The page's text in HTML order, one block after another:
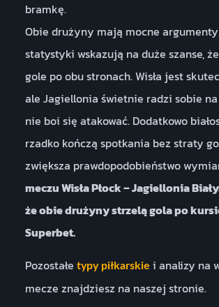
bramkę.
Obie drużyny mają mocne
statystyki wskazują na duże szanse,
gole po obu stronach. Wisła jest
ale Jagiellonia świetnie radzi sobie
nie boi się atakować. Dodatkowo
rzadko kończą spotkania bez straty
zwiększa prawdopodobieństwo
meczu Wisła Płock – Jagiellonia
że obie drużyny strzelą gola po
Superbet.
Pozostałe typy piłkarskie i analizy na
mecze znajdziesz na naszej stronie.